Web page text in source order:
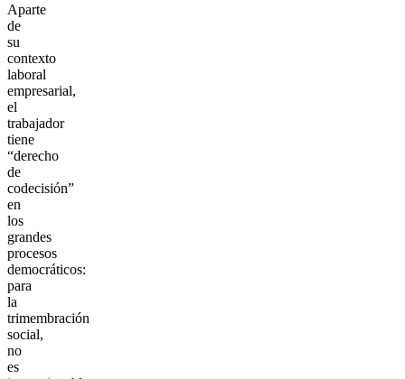
Aparte
de
su
contexto
laboral
empresarial,
el
trabajador
tiene
“derecho
de
codecisión”
en
los
grandes
procesos
democráticos:
para
la
trimembración
social,
no
es